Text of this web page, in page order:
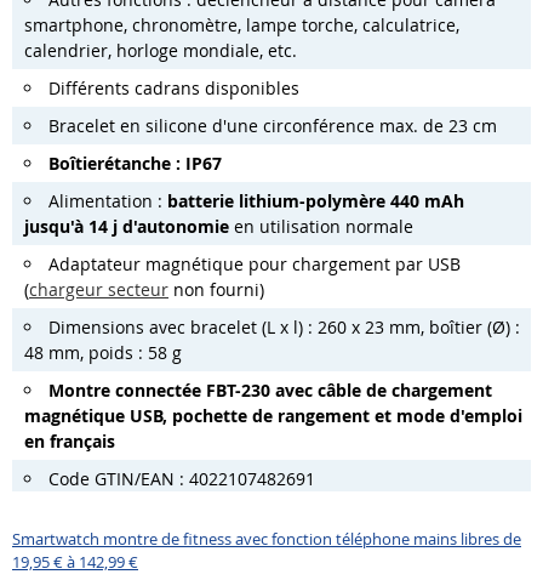
smartphone, chronomètre, lampe torche, calculatrice,
calendrier, horloge mondiale, etc.
Différents cadrans disponibles
Bracelet en silicone d'une circonférence max. de 23 cm
Boîtierétanche : IP67
Alimentation : batterie lithium-polymère 440 mAh
jusqu'à 14 j d'autonomie en utilisation normale
Adaptateur magnétique pour chargement par USB
(chargeur secteur non fourni)
Dimensions avec bracelet (L x l) : 260 x 23 mm, boîtier (Ø) :
48 mm, poids : 58 g
Montre connectée FBT-230 avec câble de chargement
magnétique USB, pochette de rangement et mode d'emploi
en français
Code GTIN/EAN : 4022107482691
Smartwatch montre de fitness avec fonction téléphone mains libres de
19,95 € à 142,99 €